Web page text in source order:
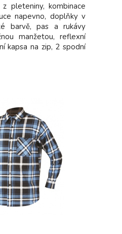
z pleteniny, kombinace
napevno, doplňky v
barvě, pas a rukávy
manžetou, reflexní
kapsa na zip, 2 spodní